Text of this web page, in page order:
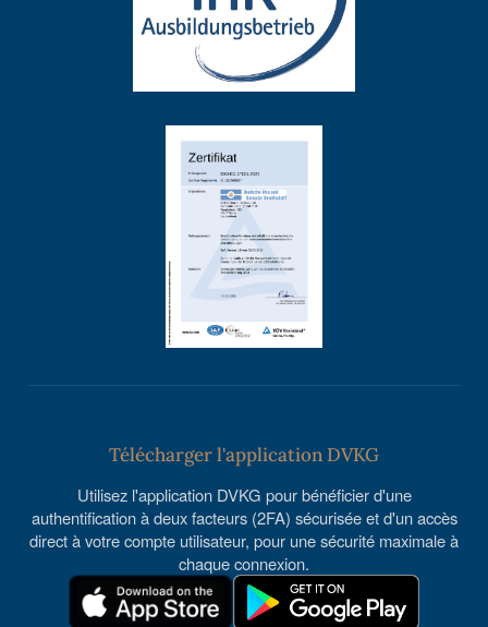
Télécharger l'application DVKG
Utilisez l'application DVKG pour bénéficier d'une
authentification à deux facteurs (2FA) sécurisée et d'un accès
direct à votre compte utilisateur, pour une sécurité maximale à
chaque connexion.